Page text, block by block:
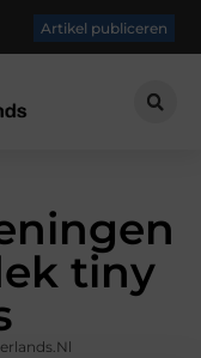
Artikel publiceren
tiny